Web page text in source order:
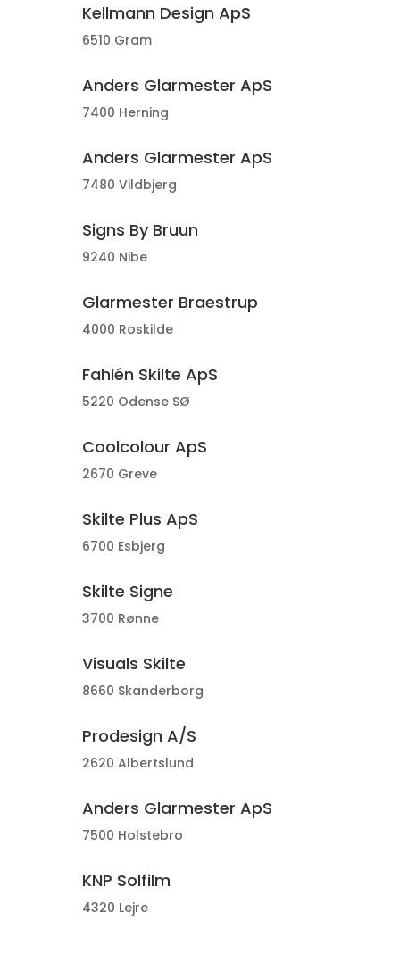
Kellmann Design ApS
6510 Gram
Anders Glarmester ApS
7400 Herning
Anders Glarmester ApS
7480 Vildbjerg
Signs By Bruun
9240 Nibe
Glarmester Braestrup
4000 Roskilde
Fahlén Skilte ApS
5220 Odense SØ
Coolcolour ApS
2670 Greve
Skilte Plus ApS
6700 Esbjerg
Skilte Signe
3700 Rønne
Visuals Skilte
8660 Skanderborg
Prodesign A/S
2620 Albertslund
Anders Glarmester ApS
7500 Holstebro
KNP Solfilm
4320 Lejre